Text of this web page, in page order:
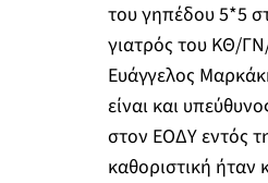
του γηπέδου 5*5
γιατρός του ΚΘ/
Ευάγγελος
είναι και
στον ΕΟΔΥ εντός
καθοριστική ήταν